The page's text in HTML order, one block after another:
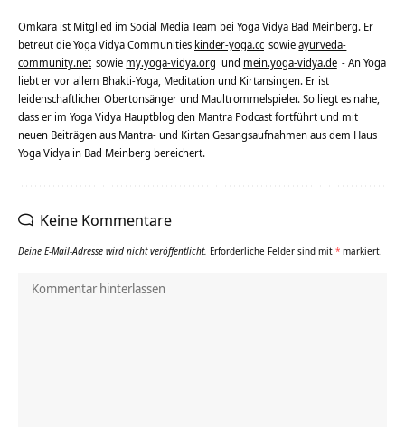
Omkara ist Mitglied im Social Media Team bei Yoga Vidya Bad Meinberg. Er
betreut die Yoga Vidya Communities kinder-yoga.cc sowieayurveda-
community.net sowie my.yoga-vidya.org und mein.yoga-vidya.de - An Yoga
liebt er vor allem Bhakti-Yoga, Meditation und Kirtansingen. Er ist
leidenschaftlicher Obertonsänger und Maultrommelspieler. So liegt es nahe,
dass er im Yoga Vidya Hauptblog den Mantra Podcast fortführt und mit
neuen Beiträgen aus Mantra- und Kirtan Gesangsaufnahmen aus dem Haus
Yoga Vidya in Bad Meinberg bereichert.
Keine Kommentare
Deine E-Mail-Adresse wird nicht veröffentlicht. Erforderliche Felder sind mit * markiert.